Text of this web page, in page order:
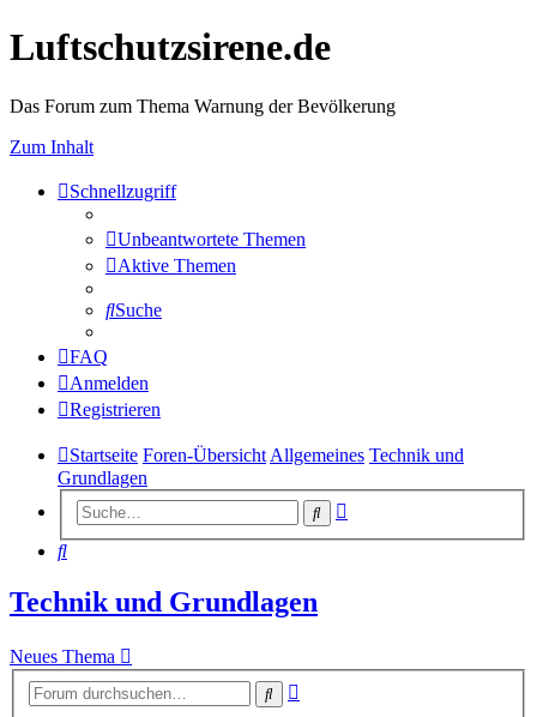
Luftschutzsirene.de
Das Forum zum Thema Warnung der Bevölkerung
Zum Inhalt
Schnellzugriff
Unbeantwortete Themen
Aktive Themen
Suche
FAQ
Anmelden
Registrieren
Startseite Foren-Übersicht Allgemeines Technik und
Grundlagen
Suche
Suche
Technik und Grundlagen
Neues Thema
Suche